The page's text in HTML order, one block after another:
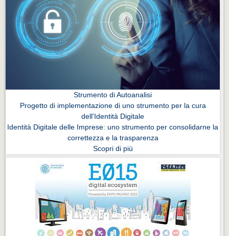
Strumento di Autoanalisi
Progetto di implementazione di uno strumento per la cura
dell'Identità Digitale
Identità Digitale delle Imprese: uno strumento per consolidarne la
correttezza e la trasparenza
Scopri di più